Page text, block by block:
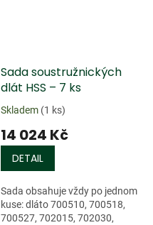
Sada soustružnických
dlát HSS – 7 ks
Skladem (1 ks)
14 024 Kč
DETAIL
Sada obsahuje vždy po jednom
kuse: dláto 700510, 700518,
700527, 702015, 702030,